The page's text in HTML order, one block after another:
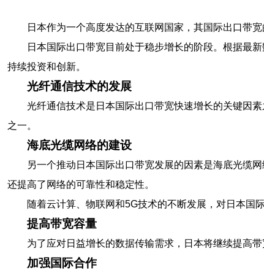
日本作为一个高度发达的互联网国家，其国际出口带
日本国际出口带宽目前处于稳步增长的阶段。根据最
持续投资和创新。
光纤通信技术的发展
光纤通信技术是日本国际出口带宽快速增长的关键因
之一。
海底光缆网络的建设
另一个推动日本国际出口带宽发展的因素是海底光缆
还提高了网络的可靠性和稳定性。
随着云计算、物联网和5G技术的不断发展，对日本国
提高带宽容量
为了应对日益增长的数据传输需求，日本将继续提高
加强国际合作